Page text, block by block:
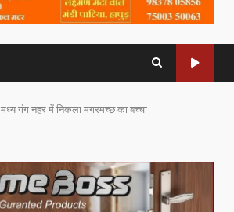
मध्य गंग नहर में निकला मगरमच्छ का बच्चा